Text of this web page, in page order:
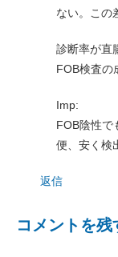
ない。この
診断率が直
FOB検査の
Imp:
FOB陰性で
便、安く検
返信
コメントを残